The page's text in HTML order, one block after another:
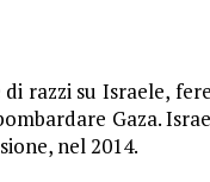
razzi su Israele,
Gaza.
nel 2014.